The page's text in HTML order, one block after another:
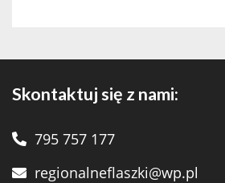
Skontaktuj się z nami:
795 757 177
regionalneflaszki@wp.pl